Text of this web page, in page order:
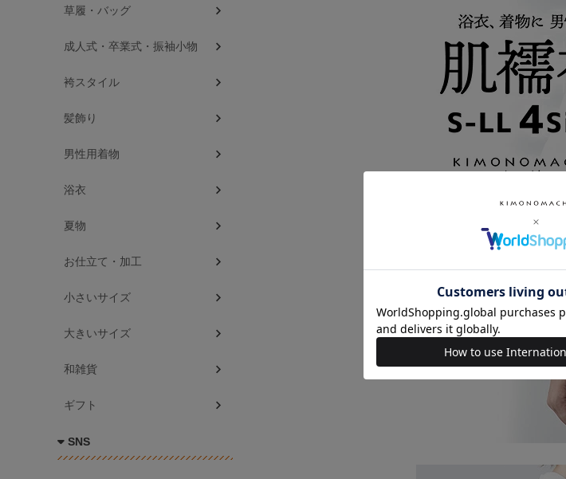
草履・バッグ
成人式・卒業式・振袖小物
袴スタイル
髪飾り
男性用着物
浴衣
夏物
お仕立て・加工
小さいサイズ
大きいサイズ
和雑貨
ギフト
SNS